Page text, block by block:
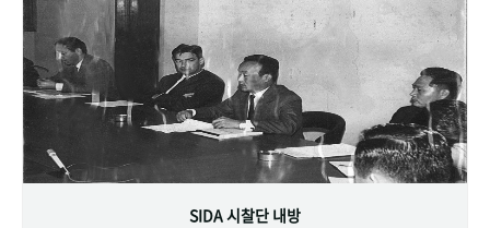
SIDA 시찰단 내방